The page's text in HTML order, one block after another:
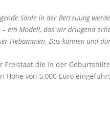
Säule in der Betreuung
ein Modell, das wir dringend
Hebammen. Das können und
Freistaat die in der
Höhe von 5.000 Euro